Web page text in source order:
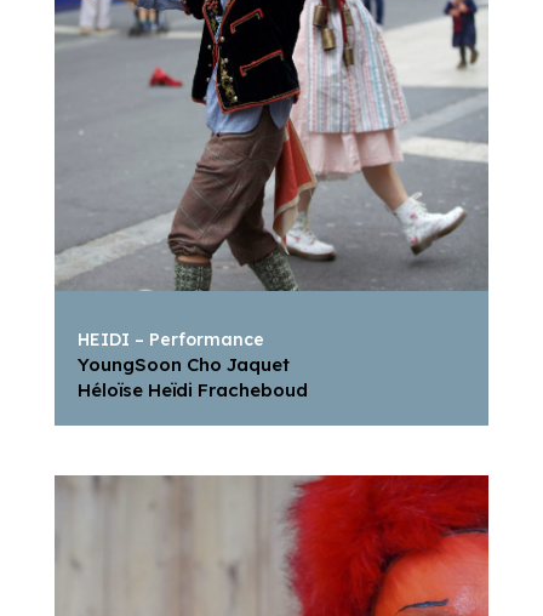
HEIDI – Performance
YoungSoon Cho Jaquet
Héloïse Heïdi Fracheboud